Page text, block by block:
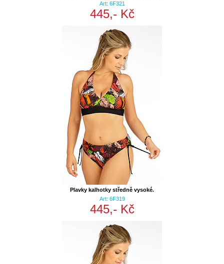
Art: 6F321
445,- Kč
Plavky kalhotky středně vysoké.
Art: 6F319
445,- Kč